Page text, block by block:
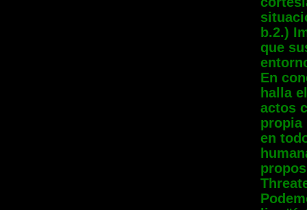
b.2.)
que
En
halla
actos
propia
en